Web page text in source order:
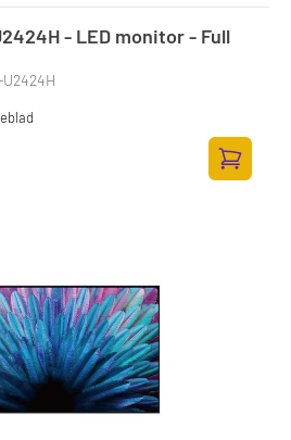
- LED monitor - Full